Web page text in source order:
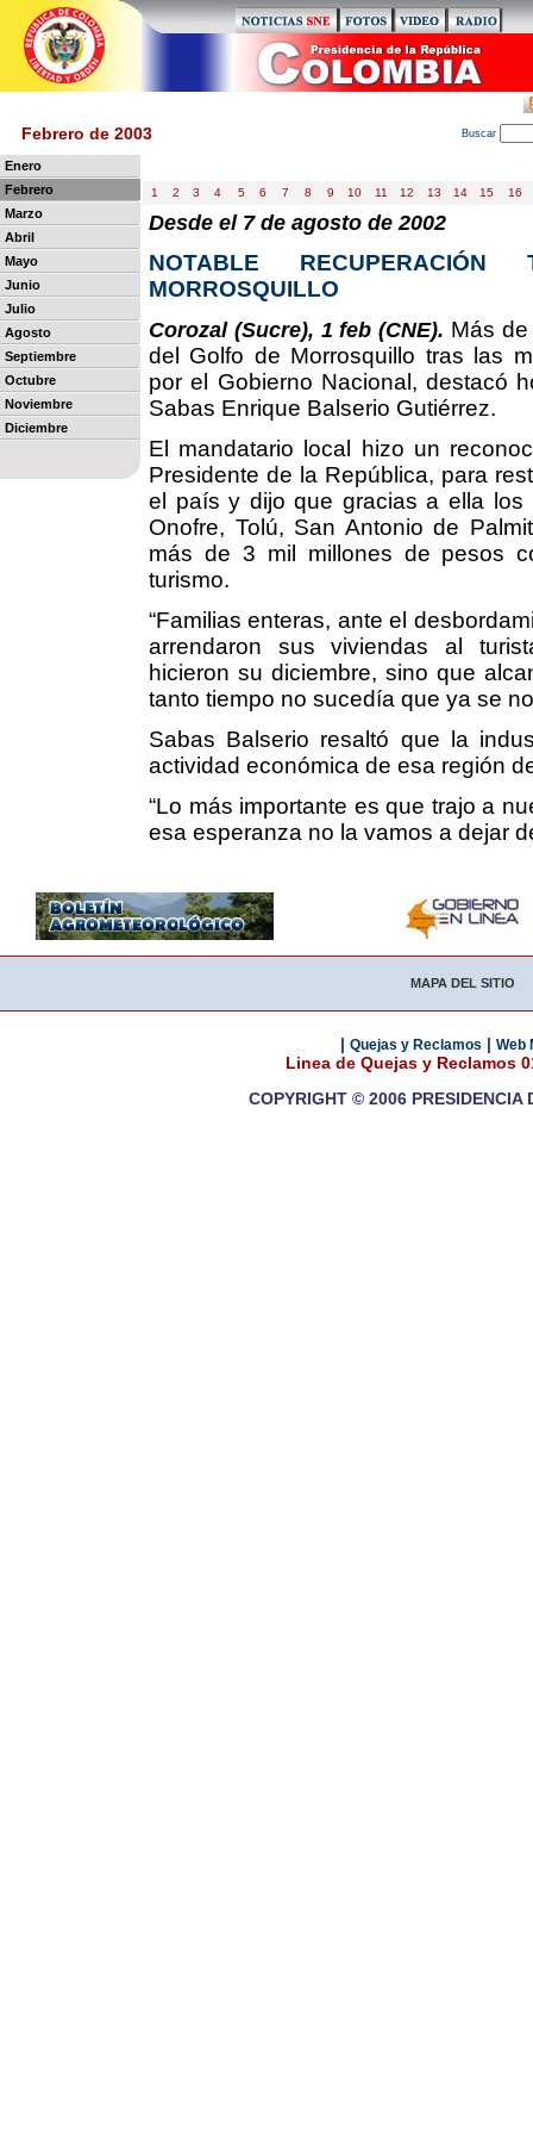
Febrero de 2003 Buscar
Enero
Febrero
Marzo
Abril
Mayo
Junio
Julio
Agosto
Septiembre
Octubre
Noviembre
Diciembre
1 2 3 4 5 6 7 8 9 10 11 12 13 14 15 16
Desde el 7 de agosto de 2002
NOTABLE
MORROSQUILLO
Corozal (Sucre), 1 feb (CNE). Más
del Golfo de Morrosquillo tras las
por el Gobierno Nacional, destacó
Sabas Enrique Balserio Gutiérrez.
El mandatario local hizo un
Presidente de la República, para
el país y dijo que gracias a ella los
Onofre, Tolú, San Antonio de
más de 3 mil millones de pesos
turismo.
“Familias enteras, ante el
arrendaron sus viviendas al
hicieron su diciembre, sino que
tanto tiempo no sucedía que ya se
Sabas Balserio resaltó que la
actividad económica de esa región
“Lo más importante es que trajo a
esa esperanza no la vamos a dejar
MAPA DEL SITIO
| Quejas y Reclamos | Web
Linea de Quejas y Reclamos
COPYRIGHT © 2006 PRESIDENCIA